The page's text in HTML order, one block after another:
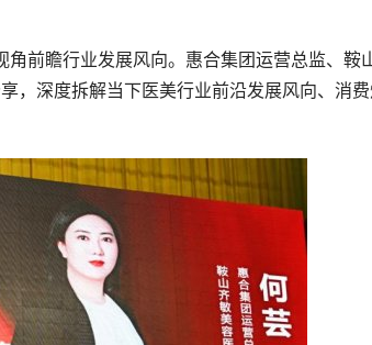
前瞻行业发展风向。惠合集团运营总监、鞍
，深度拆解当下医美行业前沿发展风向、消